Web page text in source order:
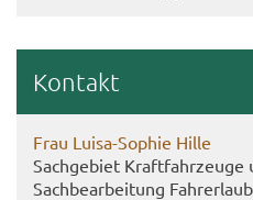
Kon­takt
Frau Luisa-​Sophie Hille
Sach­ge­biet Kraft­fahr­zeu­ge
Sach­be­ar­bei­tung